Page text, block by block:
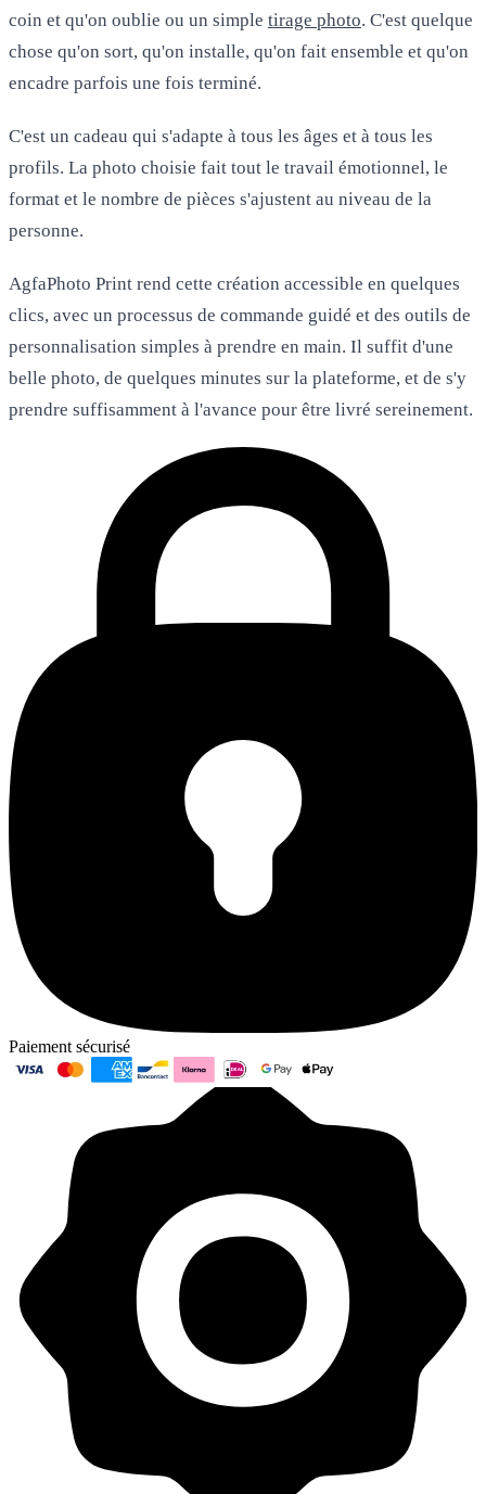
coin et qu'on oublie ou un simple tirage photo. C'est quelque
chose qu'on sort, qu'on installe, qu'on fait ensemble et qu'on
encadre parfois une fois terminé.
C'est un cadeau qui s'adapte à tous les âges et à tous les
profils. La photo choisie fait tout le travail émotionnel, le
format et le nombre de pièces s'ajustent au niveau de la
personne.
AgfaPhoto Print rend cette création accessible en quelques
clics, avec un processus de commande guidé et des outils de
personnalisation simples à prendre en main. Il suffit d'une
belle photo, de quelques minutes sur la plateforme, et de s'y
prendre suffisamment à l'avance pour être livré sereinement.
Paiement sécurisé